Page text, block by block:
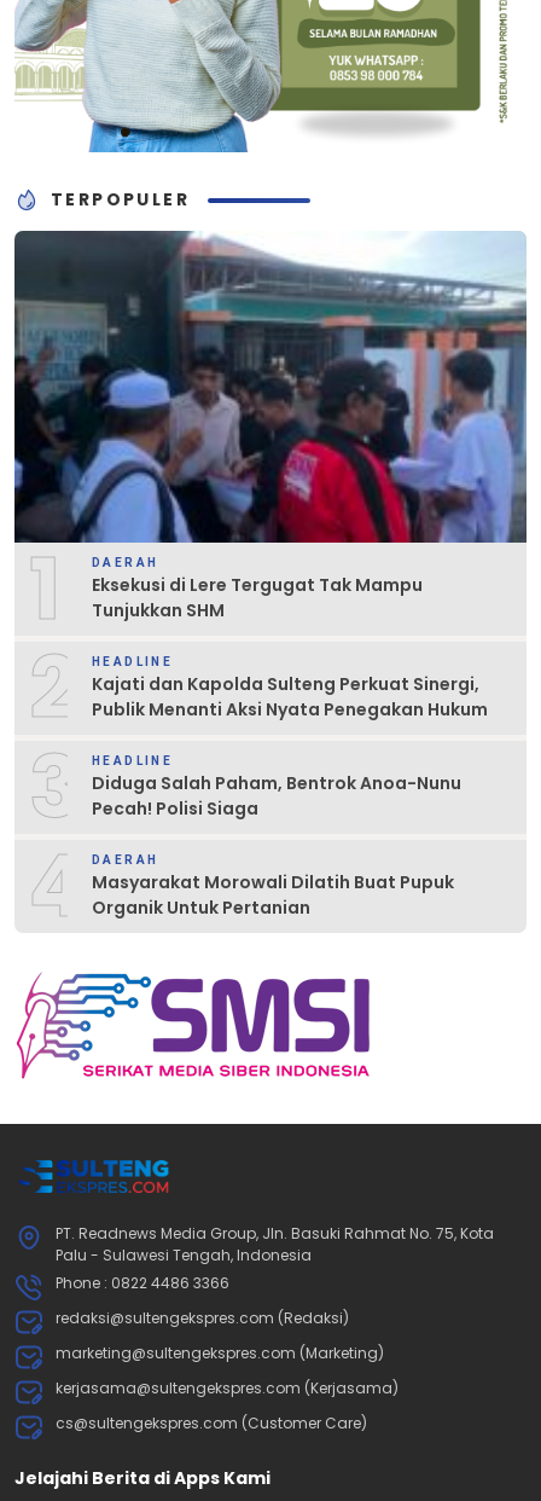
TERPOPULER
1 DAERAH
Eksekusi di Lere Tergugat Tak Mampu
Tunjukkan SHM
2 HEADLINE
Kajati dan Kapolda Sulteng Perkuat Sinergi,
Publik Menanti Aksi Nyata Penegakan Hukum
3 HEADLINE
Diduga Salah Paham, Bentrok Anoa-Nunu
Pecah! Polisi Siaga
4 DAERAH
Masyarakat Morowali Dilatih Buat Pupuk
Organik Untuk Pertanian
PT. Readnews Media Group, Jln. Basuki Rahmat No. 75, Kota
Palu - Sulawesi Tengah, Indonesia
Phone : 0822 4486 3366
redaksi@sultengekspres.com (Redaksi)
marketing@sultengekspres.com (Marketing)
kerjasama@sultengekspres.com (Kerjasama)
cs@sultengekspres.com (Customer Care)
Jelajahi Berita di Apps Kami